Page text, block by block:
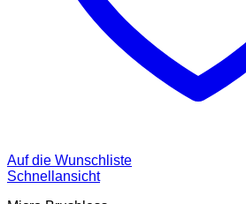
Auf die Wunschliste
Schnellansicht